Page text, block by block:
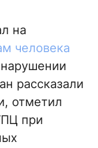
на
человека
рассказали
отметил
при